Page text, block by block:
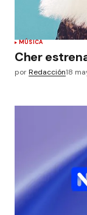
MÚSICA
Cher
porRedacción18